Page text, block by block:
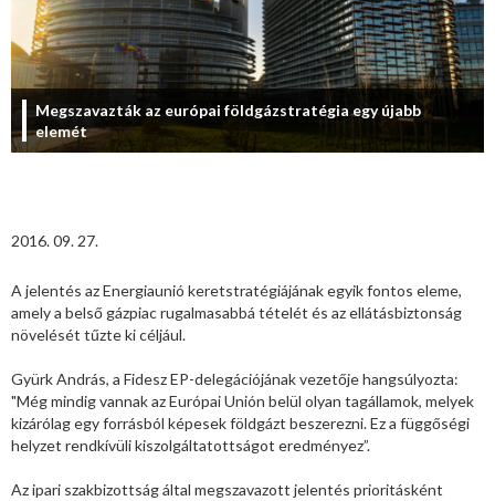
Megszavazták az európai földgázstratégia egy újabb
elemét
2016. 09. 27.
A jelentés az Energiaunió keretstratégiájának egyik fontos eleme,
amely a belső gázpiac rugalmasabbá tételét és az ellátásbiztonság
növelését tűzte ki céljául.
Gyürk András, a Fidesz EP-delegációjának vezetője hangsúlyozta:
"Még mindig vannak az Európai Unión belül olyan tagállamok, melyek
kizárólag egy forrásból képesek földgázt beszerezni. Ez a függőségi
helyzet rendkívüli kiszolgáltatottságot eredményez”.
Az ipari szakbizottság által megszavazott jelentés prioritásként